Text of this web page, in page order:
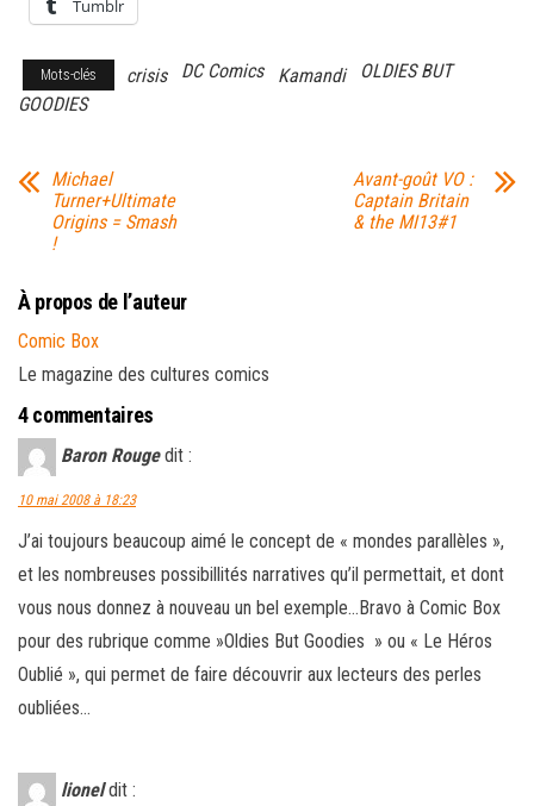
Tumblr
Mots-clés crisis DC Comics Kamandi
OLDIES BUT
GOODIES
Michael
Turner+Ultimate
Origins = Smash
!
Avant-goût VO :
Captain Britain
& the MI13#1
À propos de l’auteur
Comic Box
Le magazine des cultures comics
4 commentaires
Baron Rouge dit :
10 mai 2008 à 18:23
J’ai toujours beaucoup aimé le concept de « mondes parallèles »,
et les nombreuses possibillités narratives qu’il permettait, et dont
vous nous donnez à nouveau un bel exemple…Bravo à Comic Box
pour des rubrique comme »Oldies But Goodies » ou « Le Héros
Oublié », qui permet de faire découvrir aux lecteurs des perles
oubliées…
lionel dit :